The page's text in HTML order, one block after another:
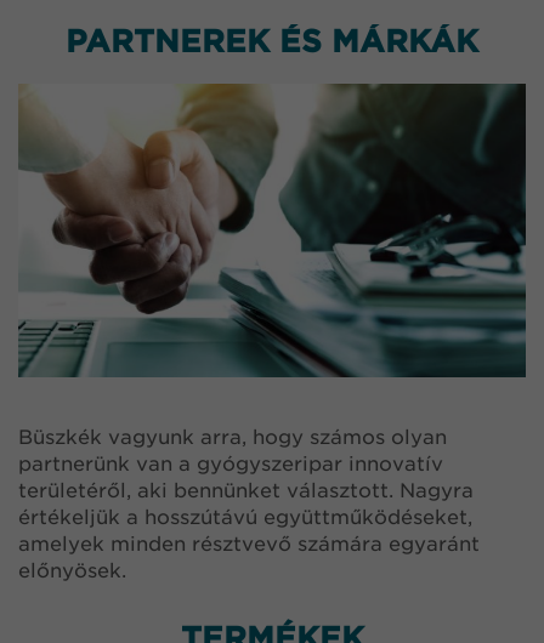
PARTNEREK ÉS MÁRKÁK
Büszkék vagyunk arra, hogy számos olyan
partnerünk van a gyógyszeripar innovatív
területéről, aki bennünket választott. Nagyra
értékeljük a hosszútávú együttműködéseket,
amelyek minden résztvevő számára egyaránt
előnyösek.